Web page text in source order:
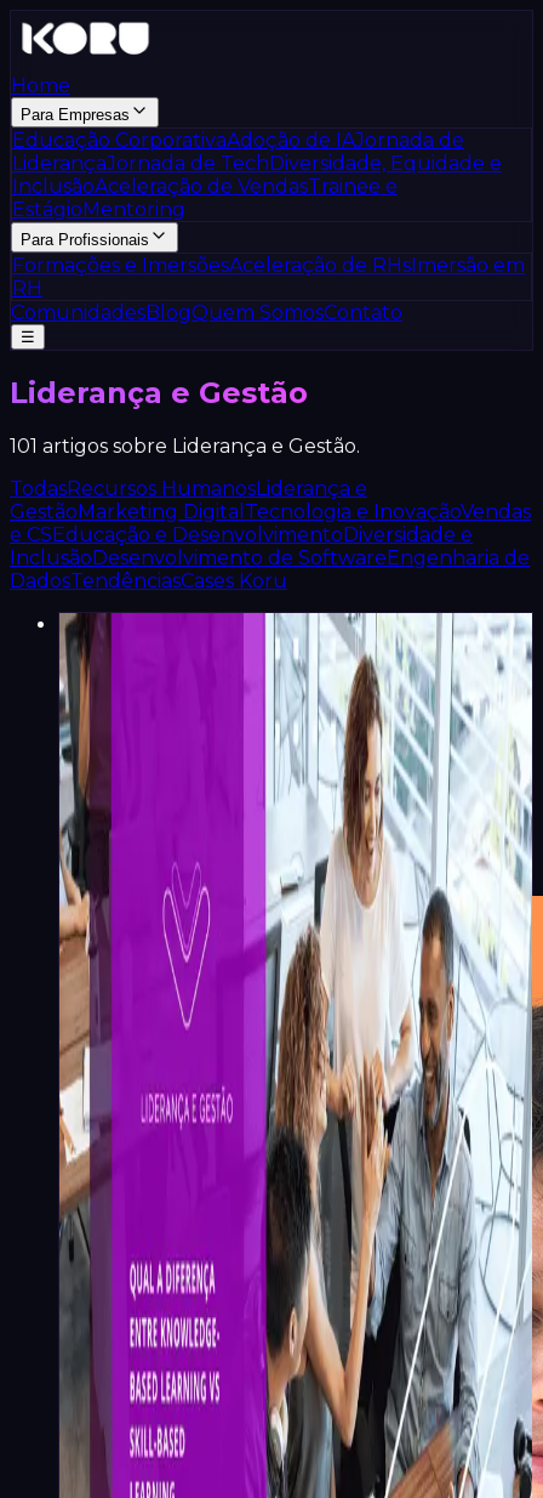
Home
Para Empresas
Educação CorporativaAdoção de IAJornada de
LiderançaJornada de TechDiversidade, Equidade e
InclusãoAceleração de VendasTrainee e
EstágioMentoring
Para Profissionais
Formações e ImersõesAceleração de RHsImersão em
RH
ComunidadesBlogQuem SomosContato
☰
Liderança e Gestão
101 artigos sobre Liderança e Gestão.
TodasRecursos HumanosLiderança e
GestãoMarketing Digital Tecnologia e InovaçãoVendas
e CSEducação e DesenvolvimentoDiversidade e
InclusãoDesenvolvimento de SoftwareEngenharia de
DadosTendênciasCases Koru
Liderança e Gestão
Qual a diferença entre
Knowledge-Based Learning
(aprendizado baseado em
conhecimento) vs Skill-Based
Learning (aprendizado
baseado em habilidades)